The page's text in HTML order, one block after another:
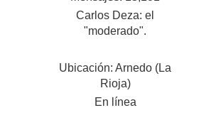
Carlos Deza: el
"moderado".
Ubicación: Arnedo (La
Rioja)
En línea